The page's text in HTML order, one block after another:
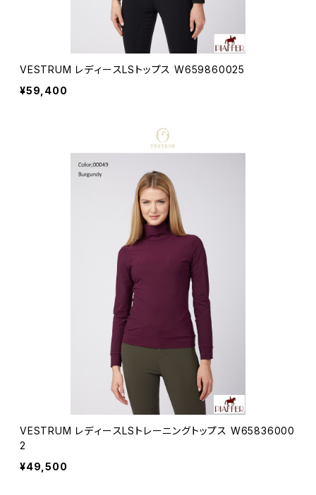
VESTRUM レディースLSトップス W659860025
¥59,400
VESTRUM レディースLSトレーニングトップス W65836000
2
¥49,500